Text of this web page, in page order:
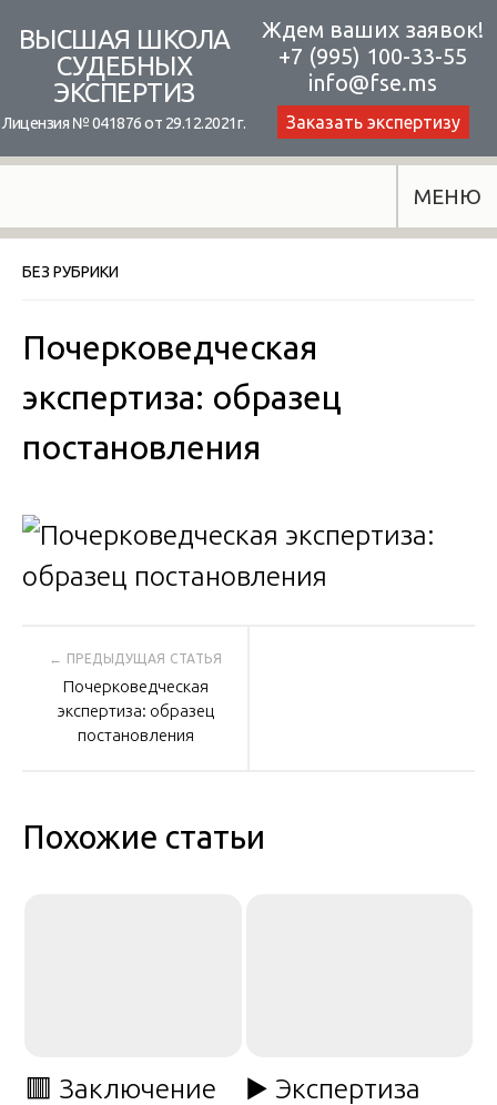
content
ВЫСШАЯ ШКОЛА
СУДЕБНЫХ
ЭКСПЕРТИЗ
Лицензия № 041876 от 29.12.2021г.
Ждем ваших заявок!
+7 (995) 100-33-55
info@fse.ms
Заказать экспертизу
МЕНЮ
БЕЗ РУБРИКИ
Почерковедческая
экспертиза: образец
постановления
Навигация
по
Почерковедческая
экспертиза: образец
постановления
Похожие статьи
🟥 Заключение
▶️ Экспертиза